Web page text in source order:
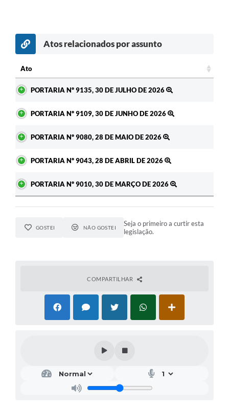
Atos relacionados por assunto
Ato
PORTARIA Nº 9135, 30 DE JULHO DE 2026
PORTARIA Nº 9109, 30 DE JUNHO DE 2026
PORTARIA Nº 9080, 28 DE MAIO DE 2026
PORTARIA Nº 9043, 28 DE ABRIL DE 2026
PORTARIA Nº 9010, 30 DE MARÇO DE 2026
GOSTEI NÃO GOSTEI
Seja o primeiro a curtir esta
legislação.
COMPARTILHAR